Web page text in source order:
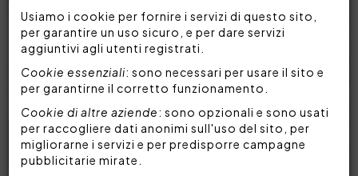
Usiamo i cookie per fornire i servizi di questo sito,
per garantire un uso sicuro, e per dare servizi
aggiuntivi agli utenti registrati.
Cookie essenziali: sono necessari per usare il sito e
per garantirne il corretto funzionamento.
Cookie di altre aziende: sono opzionali e sono usati
per raccogliere dati anonimi sull'uso del sito, per
migliorarne i servizi e per predisporre campagne
pubblicitarie mirate.